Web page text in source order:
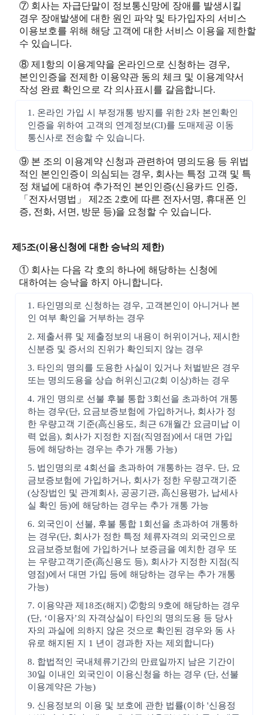
⑦ 회사는 자급단말이 정보통신망에 장애를 발생시킬
경우 장애발생에 대한 원인 파악 및 타가입자의 서비스
이용보호를 위해 해당 고객에 대한 서비스 이용을 제한할
수 있습니다.
⑧ 제1항의 이용계약을 온라인으로 신청하는 경우,
본인인증을 전제한 이용약관 동의 체크 및 이용계약서
작성 완료 확인으로 각 의사표시를 갈음합니다.
1. 온라인 가입 시 부정개통 방지를 위한 2차 본인확인
인증을 위하여 고객의 연계정보(CI)를 도매제공 이동
통신사로 전송할 수 있습니다.
⑨ 본 조의 이용계약 신청과 관련하여 명의도용 등 위법
적인 본인인증이 의심되는 경우, 회사는 특정 고객 및 특
정 채널에 대하여 추가적인 본인인증(신용카드 인증,
「전자서명법」 제2조 2호에 따른 전자서명, 휴대폰 인
증, 전화, 서면, 방문 등)을 요청할 수 있습니다.
제5조(이용신청에 대한 승낙의 제한)
① 회사는 다음 각 호의 하나에 해당하는 신청에
대하여는 승낙을 하지 아니합니다.
1. 타인명의로 신청하는 경우, 고객본인이 아니거나 본
인 여부 확인을 거부하는 경우
2. 제출서류 및 제출정보의 내용이 허위이거나, 제시한
신분증 및 증서의 진위가 확인되지 않는 경우
3. 타인의 명의를 도용한 사실이 있거나 처벌받은 경우
또는 명의도용을 상습 허위신고(2회 이상)하는 경우
4. 개인 명의로 선불 후불 통합 3회선을 초과하여 개통
하는 경우(단, 요금보증보험에 가입하거나, 회사가 정
한 우량고객 기준(高신용도, 최근 6개월간 요금미납 이
력 없음), 회사가 지정한 지점(직영점)에서 대면 가입
등에 해당하는 경우는 추가 개통 가능)
5. 법인명의로 4회선을 초과하여 개통하는 경우. 단, 요
금보증보험에 가입하거나, 회사가 정한 우량고객기준
(상장법인 및 관계회사, 공공기관, 高신용평가, 납세사
실 확인 등)에 해당하는 경우는 추가 개통 가능
6. 외국인이 선불, 후불 통합 1회선을 초과하여 개통하
는 경우(단, 회사가 정한 특정 체류자격의 외국인으로
요금보증보험에 가입하거나 보증금을 예치한 경우 또
는 우량고객기준(高신용도 등), 회사가 지정한 지점(직
영점)에서 대면 가입 등에 해당하는 경우는 추가 개통
가능)
7. 이용약관 제18조(해지) ②항의 9호에 해당하는 경우
(단, ‘이용자’의 자격상실이 타인의 명의도용 등 당사
자의 과실에 의하지 않은 것으로 확인된 경우와 동 사
유로 해지된 지 1 년이 경과한 자는 제외합니다)
8. 합법적인 국내체류기간의 만료일까지 남은 기간이
30일 이내인 외국인이 이용신청을 하는 경우 (단, 선불
이용계약은 가능)
9. 신용정보의 이용 및 보호에 관한 법률(이하 '신용정